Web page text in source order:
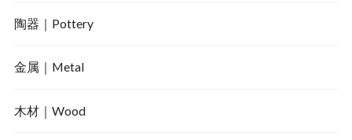
陶器｜Pottery
金属｜Metal
木材｜Wood